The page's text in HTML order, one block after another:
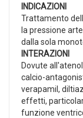
INDICAZIONI
Trattamento
la pressione
dalla sola
INTERAZIONI
Dovute
calcio-
verapamil,
effetti,
funzione